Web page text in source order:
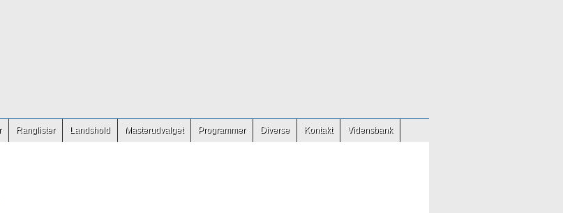
Ranglister Landshold Masterudvalget Programmer Diverse Kontakt Vidensbank